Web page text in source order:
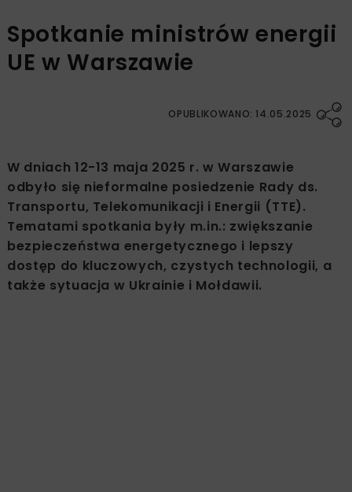
Spotkanie ministrów energii
UE w Warszawie
OPUBLIKOWANO: 14.05.2025
W dniach 12-13 maja 2025 r. w Warszawie
odbyło się nieformalne posiedzenie Rady ds.
Transportu, Telekomunikacji i Energii (TTE).
Tematami spotkania były m.in.: zwiększanie
bezpieczeństwa energetycznego i lepszy
dostęp do kluczowych, czystych technologii, a
także sytuacja w Ukrainie i Mołdawii.